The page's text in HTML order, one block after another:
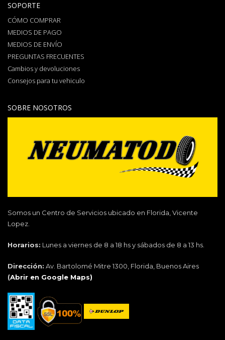
SOPORTE
CÓMO COMPRAR
MEDIOS DE PAGO
MEDIOS DE ENVÍO
PREGUNTAS FRECUENTES
Cambios y devoluciones
Consejos para tu vehiculo
SOBRE NOSOTROS
Somos un Centro de Servicios ubicado en Florida, Vicente
Lopez.
Horarios: Lunes a viernes de 8 a 18 hs y sábados de 8 a 13 hs.
Dirección: Av. Bartolomé Mitre 1300, Florida, Buenos Aires
(Abrir en Google Maps)